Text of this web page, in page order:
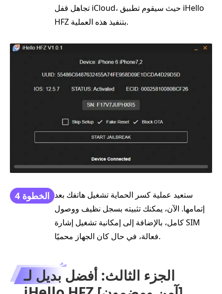
تجاهل قفل iCloud، حيث سيقوم تطبيق iHello
HFZ بتنفيذ هذه العملية.
الخطوة 4 ستعيد عملية كسر الحماية تشغيل هاتفك بعد
إتمامها. الآن، يمكنك تثبيته بسجل نظيف ووصول
كامل، بالإضافة إلى إمكانية تشغيل إشارة SIM
فعالة، في حال كان الجهاز محميًا.
الجزء الثالث: أفضل بديل لـ